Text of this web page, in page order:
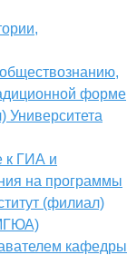
форме
Университета
к ГИА и
на программы
(филиал)
кафедры